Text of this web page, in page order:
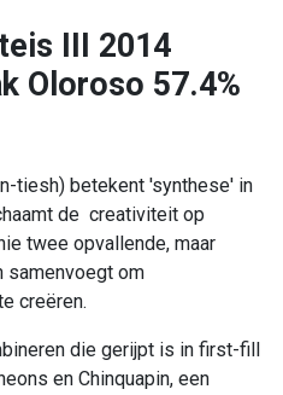
III 2014
Oloroso 57.4%
tiesh) betekent 'synthese' in
de creativiteit op
twee opvallende, maar
samenvoegt om
creëren.
die gerijpt is in first-fill
en Chinquapin, een